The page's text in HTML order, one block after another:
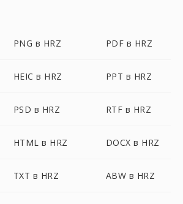
PNG в HRZ PDF в HRZ
HEIC в HRZ PPT в HRZ
PSD в HRZ RTF в HRZ
HTML в HRZ DOCX в HRZ
TXT в HRZ ABW в HRZ